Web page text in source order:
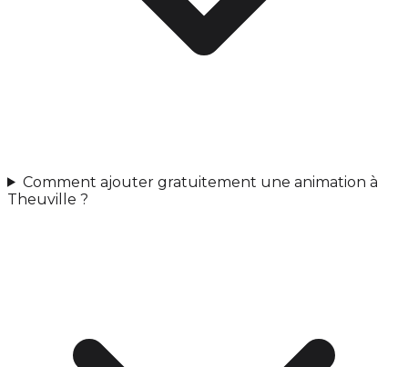
Comment ajouter gratuitement une animation à
Theuville ?